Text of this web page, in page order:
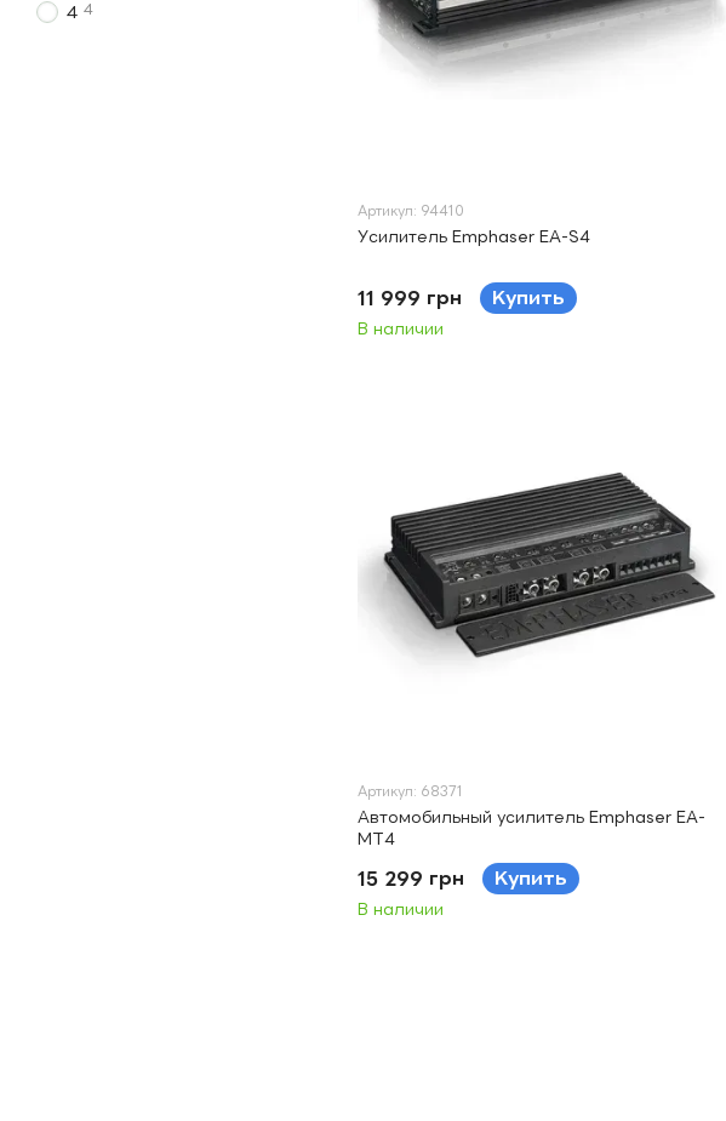
Артикул: 94410
Усилитель Emphaser EA-S4
11 999 грн Купить
В наличии
Артикул: 68371
Автомобильный усилитель Emphaser EA-
MT4
15 299 грн Купить
В наличии
4 4